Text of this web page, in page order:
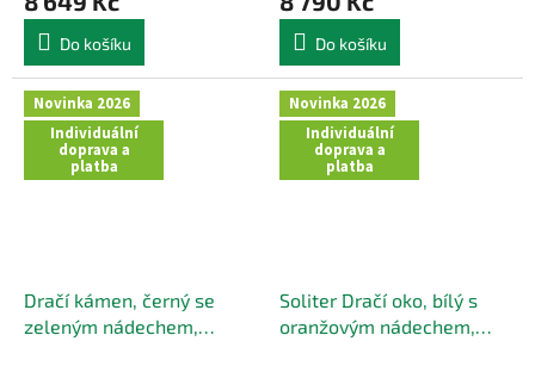
Do košíku Do košíku
Novinka 2026
Individuální
doprava a
platba
Dračí kámen, černý se
zeleným nádechem,
Novinka 2026
Individuální
doprava a
platba
Soliter Dračí oko, bílý s
oranžovým nádechem,